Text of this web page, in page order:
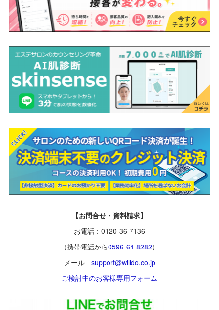
【お問合せ・資料請求】
お電話：0120-36-7136
（携帯電話から0596-64-8282）
メール： support@willdo.co.jp
ご検討中のお客様専用フォーム